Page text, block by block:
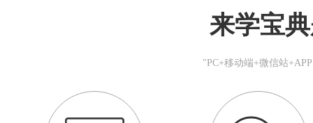
来学宝
"PC+移动端+微信站